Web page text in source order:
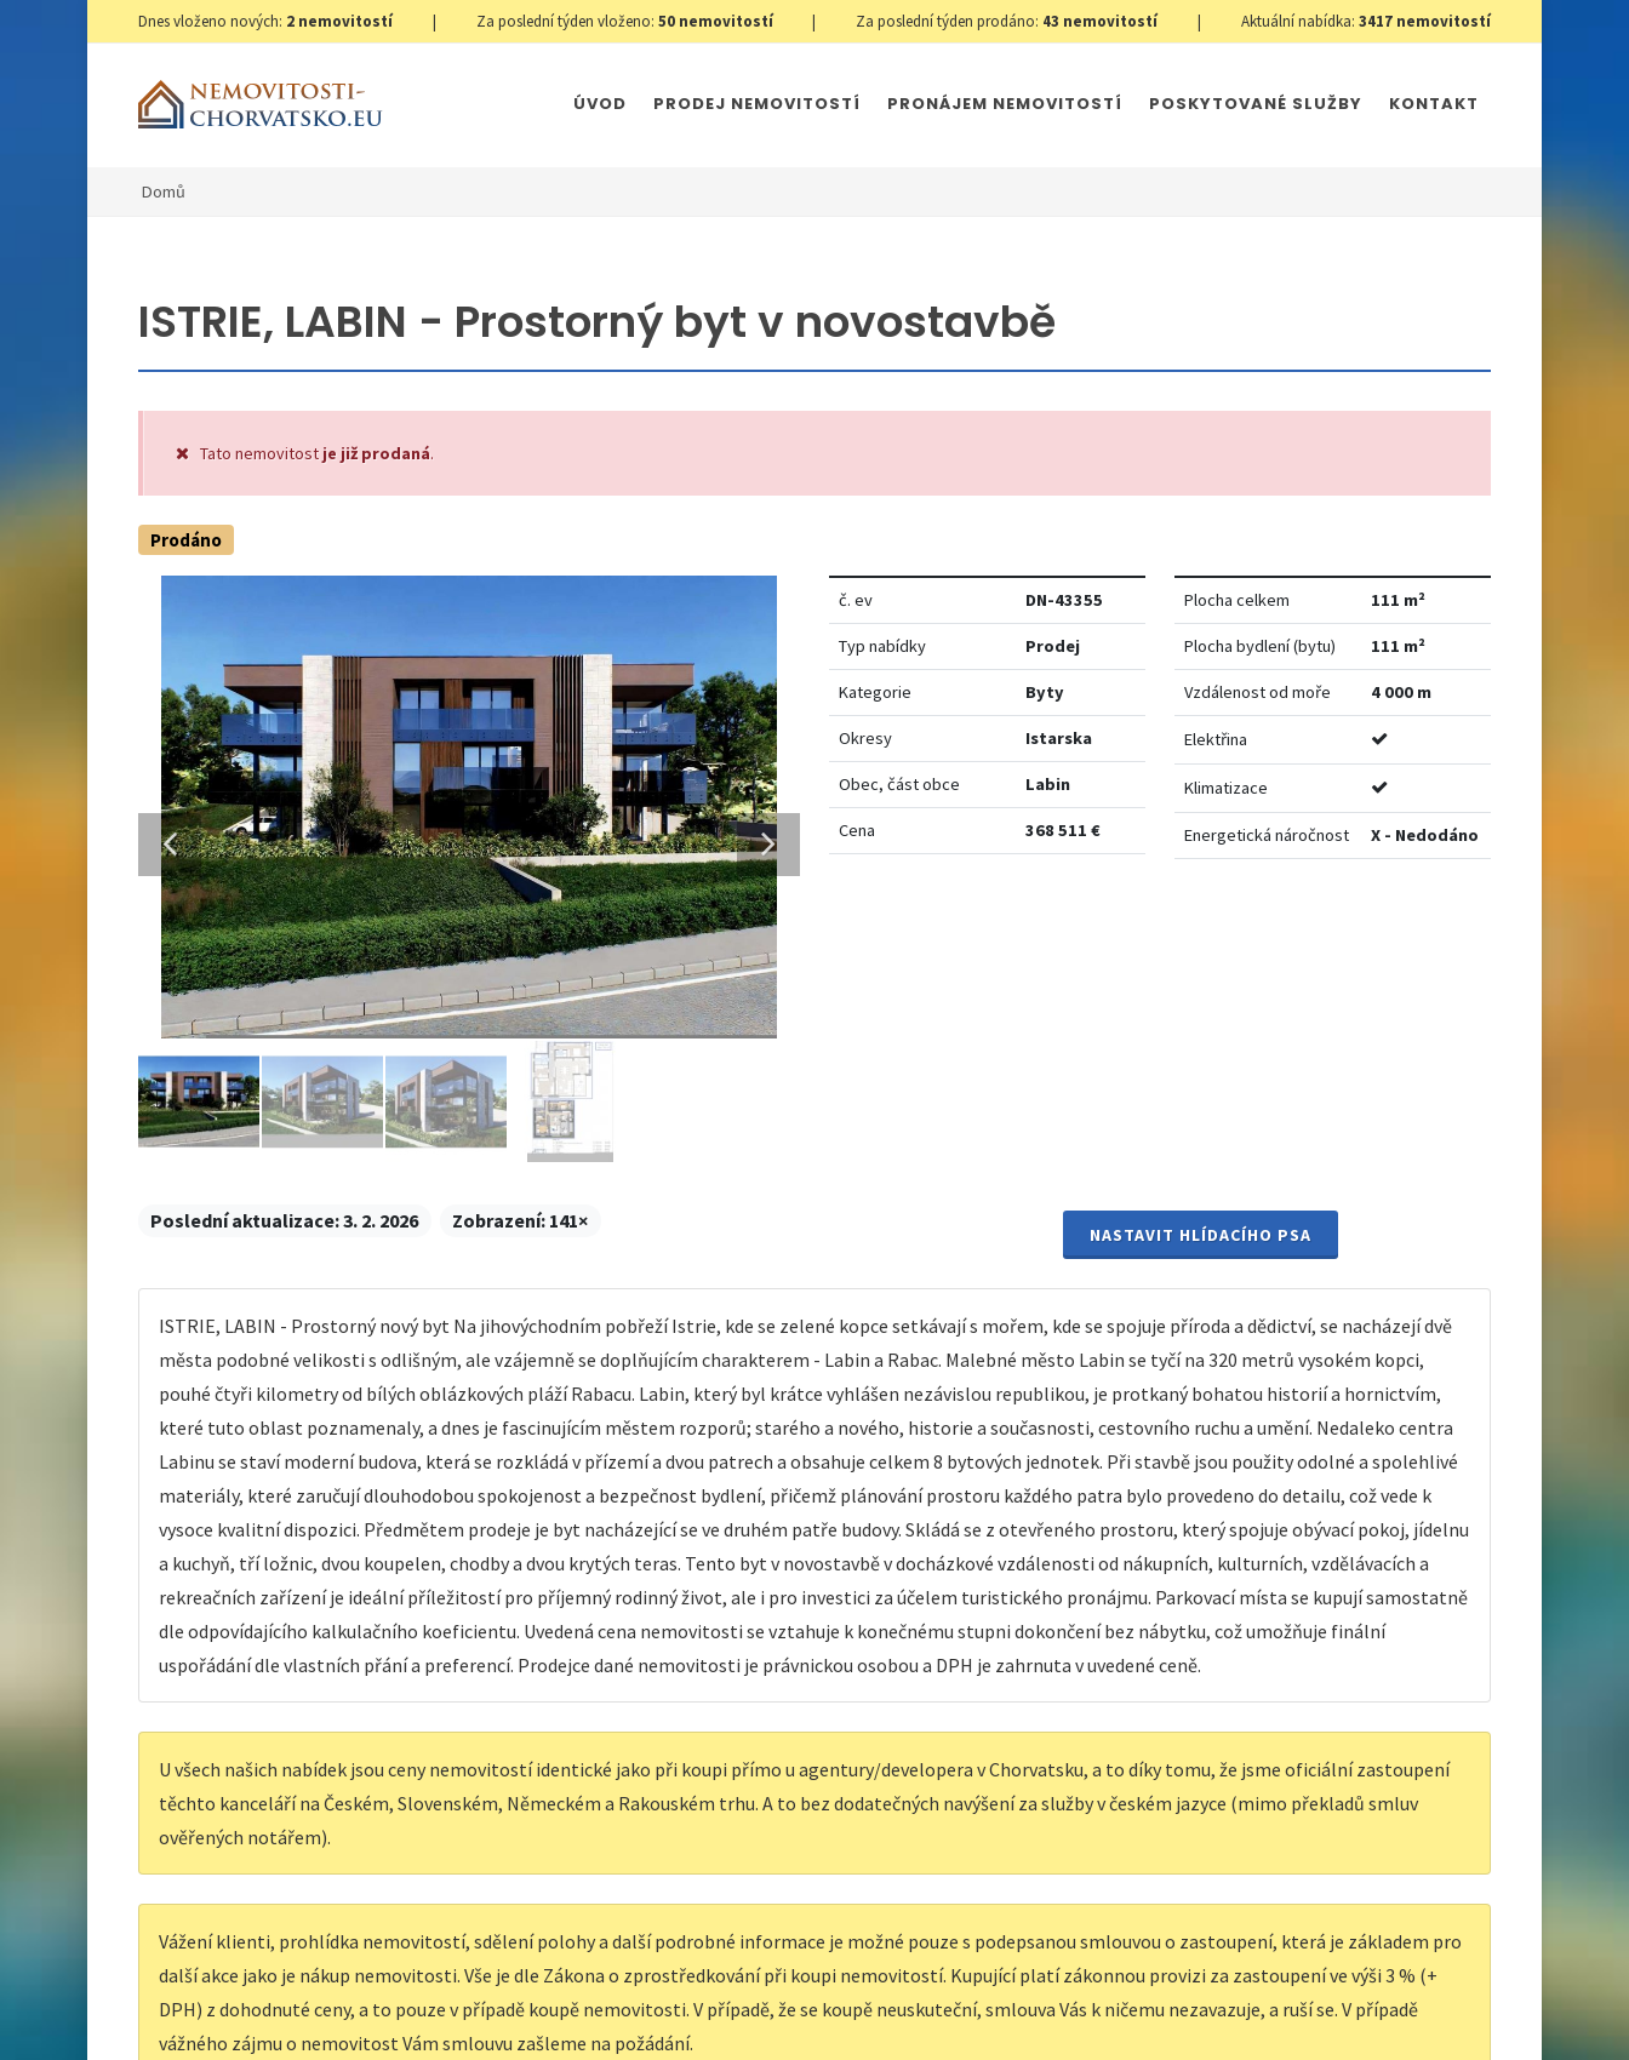
Dnes vloženo nových: 2 nemovitostí | Za poslední týden vloženo: 50 nemovitostí | Za poslední týden prodáno: 43 nemovitostí | Aktuální nabídka: 3417 nemovitostí
ÚVOD PRODEJ NEMOVITOSTÍ PRONÁJEM NEMOVITOSTÍ POSKYTOVANÉ SLUŽBY KONTAKT
Domů
ISTRIE, LABIN - Prostorný byt v novostavbě
Tato nemovitost je již prodaná.
Prodáno
č. ev DN-43355
Typ nabídky Prodej
Kategorie Byty
Okresy Istarska
Obec, část obce Labin
Cena 368 511 €
Plocha celkem 111 m²
Plocha bydlení (bytu) 111 m²
Vzdálenost od moře 4 000 m
Elektřina
Klimatizace
Energetická náročnost X - Nedodáno
Poslední aktualizace:3. 2. 2026 Zobrazení: 141×
NASTAVIT HLÍDACÍHO PSA
ISTRIE, LABIN - Prostorný nový byt Na jihovýchodním pobřeží Istrie, kde se zelené kopce setkávají s mořem, kde se spojuje příroda a dědictví, se nacházejí dvě
města podobné velikosti s odlišným, ale vzájemně se doplňujícím charakterem - Labin a Rabac. Malebné město Labin se tyčí na 320 metrů vysokém kopci,
pouhé čtyři kilometry od bílých oblázkových pláží Rabacu. Labin, který byl krátce vyhlášen nezávislou republikou, je protkaný bohatou historií a hornictvím,
které tuto oblast poznamenaly, a dnes je fascinujícím městem rozporů; starého a nového, historie a současnosti, cestovního ruchu a umění. Nedaleko centra
Labinu se staví moderní budova, která se rozkládá v přízemí a dvou patrech a obsahuje celkem 8 bytových jednotek. Při stavbě jsou použity odolné a spolehlivé
materiály, které zaručují dlouhodobou spokojenost a bezpečnost bydlení, přičemž plánování prostoru každého patra bylo provedeno do detailu, což vede k
vysoce kvalitní dispozici. Předmětem prodeje je byt nacházející se ve druhém patře budovy. Skládá se z otevřeného prostoru, který spojuje obývací pokoj, jídelnu
a kuchyň, tří ložnic, dvou koupelen, chodby a dvou krytých teras. Tento byt v novostavbě v docházkové vzdálenosti od nákupních, kulturních, vzdělávacích a
rekreačních zařízení je ideální příležitostí pro příjemný rodinný život, ale i pro investici za účelem turistického pronájmu. Parkovací místa se kupují samostatně
dle odpovídajícího kalkulačního koeficientu. Uvedená cena nemovitosti se vztahuje k konečnému stupni dokončení bez nábytku, což umožňuje finální
uspořádání dle vlastních přání a preferencí. Prodejce dané nemovitosti je právnickou osobou a DPH je zahrnuta v uvedené ceně.
U všech našich nabídek jsou ceny nemovitostí identické jako při koupi přímo u agentury/developera v Chorvatsku, a to díky tomu, že jsme oficiální zastoupení
těchto kanceláří na Českém, Slovenském, Německém a Rakouském trhu. A to bez dodatečných navýšení za služby v českém jazyce (mimo překladů smluv
ověřených notářem).
Vážení klienti, prohlídka nemovitostí, sdělení polohy a další podrobné informace je možné pouze s podepsanou smlouvou o zastoupení, která je základem pro
další akce jako je nákup nemovitosti. Vše je dle Zákona o zprostředkování při koupi nemovitostí. Kupující platí zákonnou provizi za zastoupení ve výši 3 % (+
DPH) z dohodnuté ceny, a to pouze v případě koupě nemovitosti. V případě, že se koupě neuskuteční, smlouva Vás k ničemu nezavazuje, a ruší se. V případě
vážného zájmu o nemovitost Vám smlouvu zašleme na požádání.